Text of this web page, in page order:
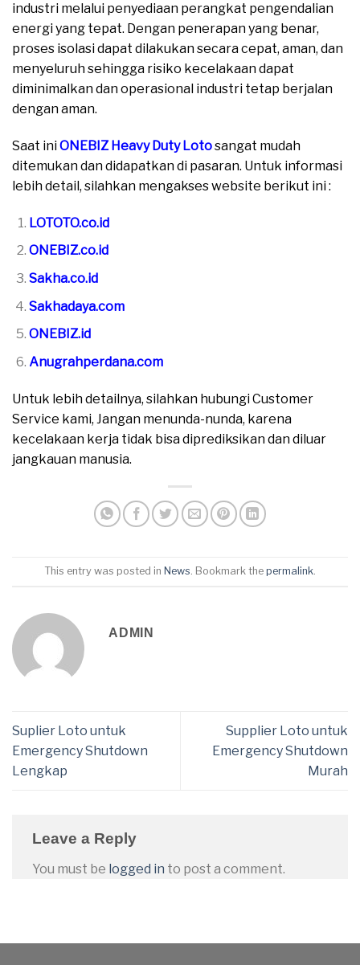
industri melalui penyediaan perangkat pengendalian
energi yang tepat. Dengan penerapan yang benar,
proses isolasi dapat dilakukan secara cepat, aman, dan
menyeluruh sehingga risiko kecelakaan dapat
diminimalkan dan operasional industri tetap berjalan
dengan aman.
Saat iniONEBIZ Heavy Duty Lotosangat mudah
ditemukan dan didapatkan di pasaran. Untuk informasi
lebih detail, silahkan mengakses website berikut ini :
LOTOTO.co.id
ONEBIZ.co.id
Sakha.co.id
Sakhadaya.com
ONEBIZ.id
Anugrahperdana.com
Untuk lebih detailnya, silahkan hubungi Customer
Service kami, Jangan menunda-nunda, karena
kecelakaan kerja tidak bisa diprediksikan dan diluar
jangkauan manusia.
This entry was posted in News . Bookmark the permalink
ADMIN
Suplier Loto untuk
Emergency Shutdown
Lengkap
Supplier Loto untuk
Emergency Shutdown
Murah
Leave a Reply
You must be logged in to post a comment.